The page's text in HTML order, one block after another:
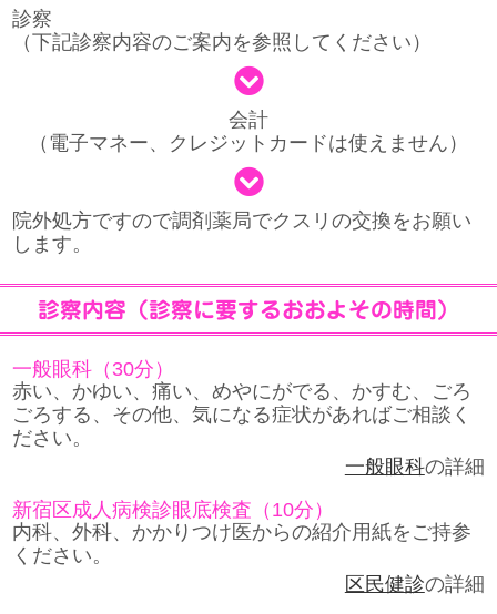
診察
（下記診察内容のご案内を参照してください）
会計
（電子マネー、クレジットカードは使えません）
院外処方ですので調剤薬局でクスリの交換をお願い
します。
診察内容（診察に要するおおよその時間）
一般眼科（30分）
赤い、かゆい、痛い、めやにがでる、かすむ、ごろ
ごろする、その他、気になる症状があればご相談く
ださい。
一般眼科の詳細
新宿区成人病検診眼底検査（10分）
内科、外科、かかりつけ医からの紹介用紙をご持参
ください。
区民健診の詳細